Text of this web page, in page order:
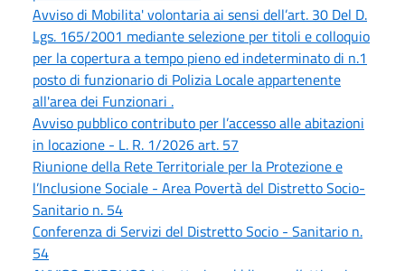
Avviso di Mobilita' volontaria ai sensi dell’art. 30 Del D.
Lgs. 165/2001 mediante selezione per titoli e colloquio
per la copertura a tempo pieno ed indeterminato di n.1
posto di funzionario di Polizia Locale appartenente
all'area dei Funzionari .
Avviso pubblico contributo per l’accesso alle abitazioni
in locazione - L. R. 1/2026 art. 57
Riunione della Rete Territoriale per la Protezione e
l’Inclusione Sociale - Area Povertà del Distretto Socio-
Sanitario n. 54
Conferenza di Servizi del Distretto Socio - Sanitario n.
54